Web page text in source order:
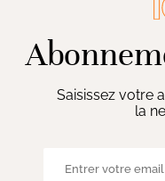
Saisissez votre
la